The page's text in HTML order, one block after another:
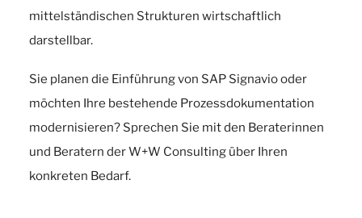
mittelständischen Strukturen wirtschaftlich
darstellbar.
Sie planen die Einführung von SAP Signavio oder
möchten Ihre bestehende Prozessdokumentation
modernisieren? Sprechen Sie mit den Beraterinnen
und Beratern der W+W Consulting über Ihren
konkreten Bedarf.